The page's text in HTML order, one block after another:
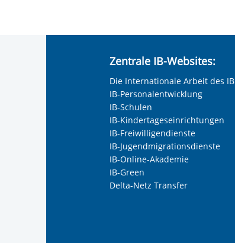
Zentrale IB-Websites:
Die Internationale Arbeit des IB
IB-Personalentwicklung
IB-Schulen
IB-Kindertageseinrichtungen
IB-Freiwilligendienste
IB-Jugendmigrationsdienste
IB-Online-Akademie
IB-Green
Delta-Netz Transfer